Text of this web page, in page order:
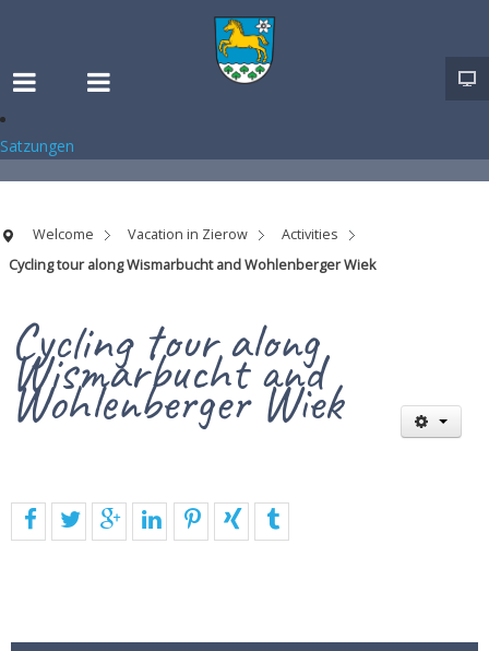
Satzungen
Welcome Vacation in Zierow
Activities
Cycling tour along Wismarbucht and Wohlenberger Wiek
Cycling tour along
Wismarbucht and
Wohlenberger Wiek